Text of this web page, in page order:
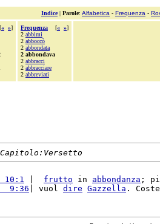
Indice| Parole: Alfabetica - Frequenza -
[« »]
Frequenza [« »]
2 abbimi
2 abboccò
2 abbondata
2 abbondava
2 abbracci
2 abbracciare
2 abbreviati
10:1 frutto in abbondanza ;
9:36 | vuol dire Gazzella .